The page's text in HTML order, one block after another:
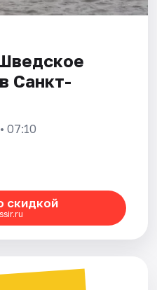
Санкт-
07:10
скидкой